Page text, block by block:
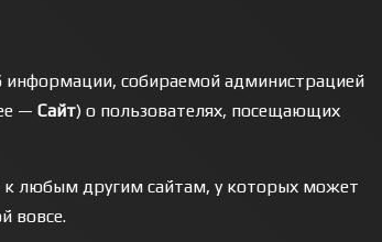
информации, собираемой администрацией
— Сайт) о пользователях, посещающих
к любым другим сайтам, у которых может
вовсе.